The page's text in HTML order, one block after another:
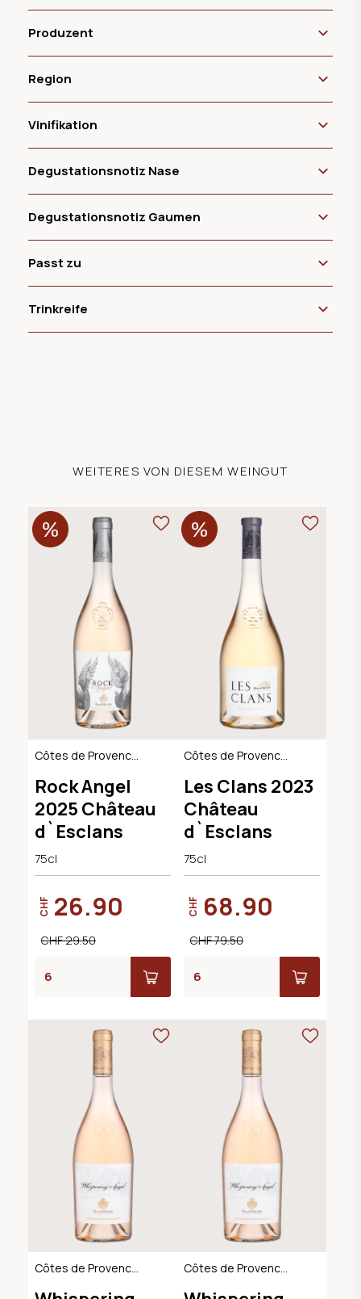
Produzent
Region
Vinifikation
Degustationsnotiz Nase
Degustationsnotiz Gaumen
Passt zu
Trinkreife
WEITERES VON DIESEM WEINGUT
Côtes de Provence
Rock Angel
2025 Château
d`Esclans
75cl
CHF 26.90
CHF 29.50
Côtes de Provence
Les Clans 2023
Château
d`Esclans
75cl
CHF 68.90
CHF 79.50
Côtes de Provence
Côtes de Provence